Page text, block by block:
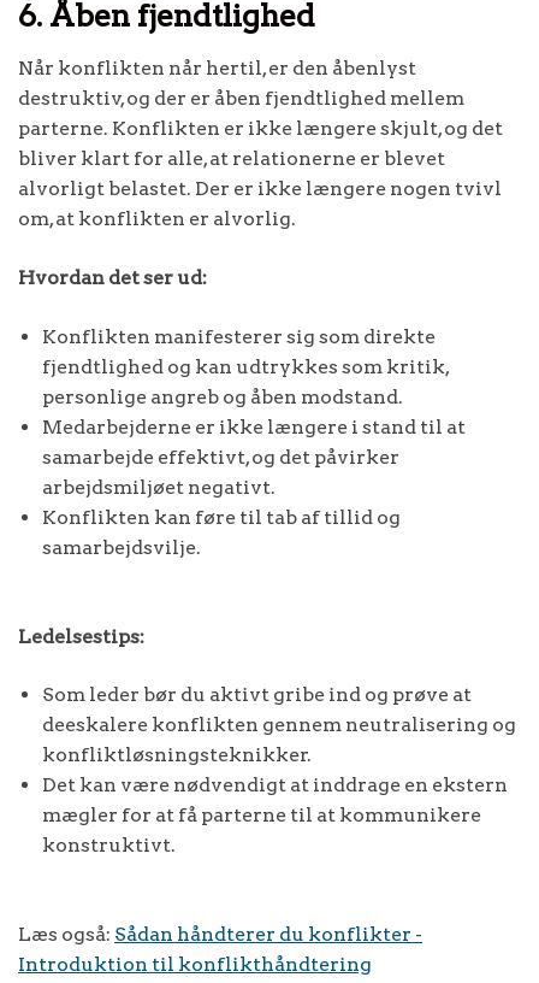
6. Åben fjendtlighed
Når konflikten når hertil, er den åbenlyst
destruktiv, og der er åben fjendtlighed mellem
parterne. Konflikten er ikke længere skjult, og det
bliver klart for alle, at relationerne er blevet
alvorligt belastet. Der er ikke længere nogen tvivl
om, at konflikten er alvorlig.
Hvordan det ser ud:
Konflikten manifesterer sig som direkte
fjendtlighed og kan udtrykkes som kritik,
personlige angreb og åben modstand.
Medarbejderne er ikke længere i stand til at
samarbejde effektivt, og det påvirker
arbejdsmiljøet negativt.
Konflikten kan føre til tab af tillid og
samarbejdsvilje.
Ledelsestips:
Som leder bør du aktivt gribe ind og prøve at
deeskalere konflikten gennem neutralisering og
konfliktløsningsteknikker.
Det kan være nødvendigt at inddrage en ekstern
mægler for at få parterne til at kommunikere
konstruktivt.
Læs også: Sådan håndterer du konflikter -
Introduktion til konflikthåndtering